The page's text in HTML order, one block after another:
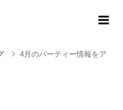
4月のパーティー情報をア